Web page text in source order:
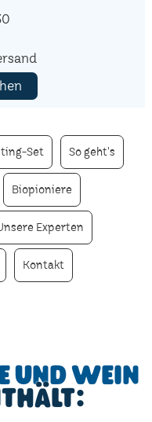
Set So geht's
Biopioniere
Experten
Kontakt
und Wein